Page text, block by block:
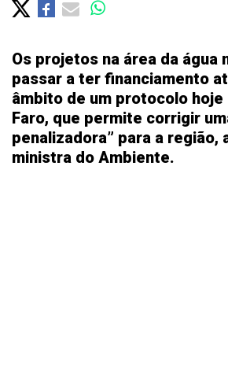
Os projetos na área da água
passar a ter financiamento
âmbito de um protocolo hoje
Faro, que permite corrigir
penalizadora” para a região,
ministra do Ambiente.